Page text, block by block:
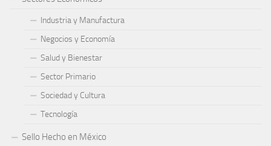
Industria y Manufactura
Negocios y Economía
Salud y Bienestar
Sector Primario
Sociedad y Cultura
Tecnología
Sello Hecho en México